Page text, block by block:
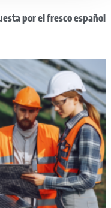
por el fresco español